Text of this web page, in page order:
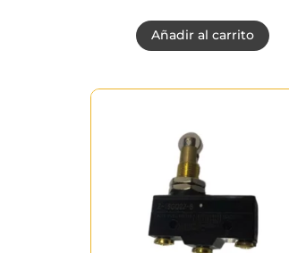
Añadir al carrito